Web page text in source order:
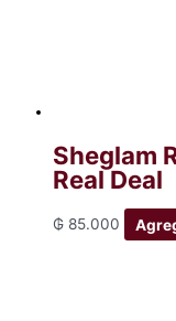
Sheglam
Real Deal
₲ 85.000